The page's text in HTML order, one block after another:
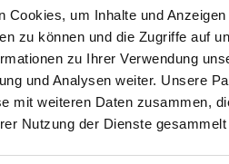
Cookies, um Inhalte und
zu können und die Zugriffe auf
zu Ihrer Verwendung
und Analysen weiter. Unsere
mit weiteren Daten zusammen,
Nutzung der Dienste gesammelt
Inhouse,